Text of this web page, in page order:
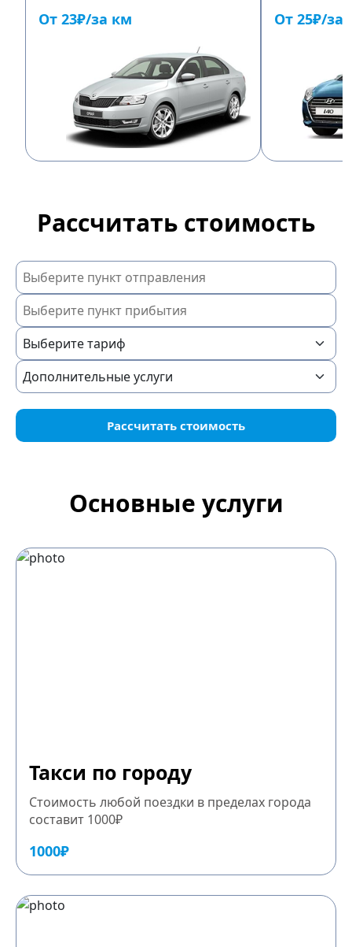
От 23₽/за км От 25₽/за
Рассчитать стоимость
Рассчитать стоимость
Основные услуги
Такси по городу
Стоимость любой поездки в пределах города
составит 1000₽
1000₽